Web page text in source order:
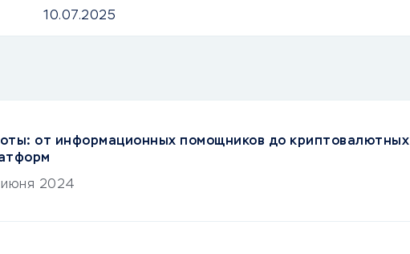
10.07.2025
от информационных помощников до криптовалютных
2024